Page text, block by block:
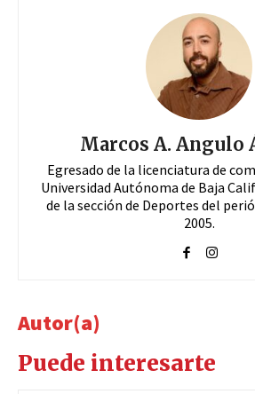
Marcos A. Angulo
Egresado de la licenciatura de
Universidad Autónoma de Baja
de la sección de Deportes del
2005.
Autor(a)
Puede interesarte